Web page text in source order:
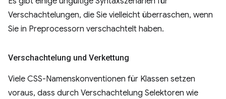
Verschachtelungen, die Sie vielleicht überraschen, wenn
Sie in Preprocessorn verschachtelt haben.
Verschachtelung und Verkettung
Viele CSS-Namenskonventionen für Klassen setzen
voraus, dass durch Verschachtelung Selektoren wie